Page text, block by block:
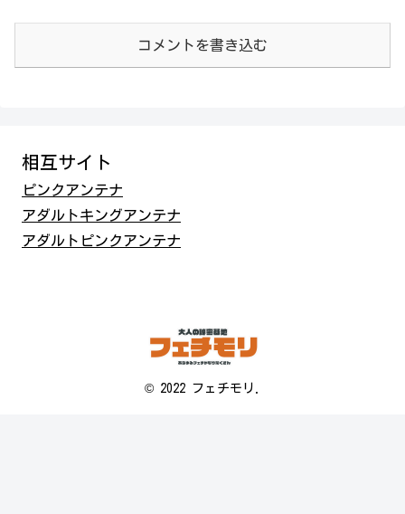
コメントを書き込む
相互サイト
ピンクアンテナ
アダルトキングアンテナ
アダルトピンクアンテナ
© 2022 フェチモリ.